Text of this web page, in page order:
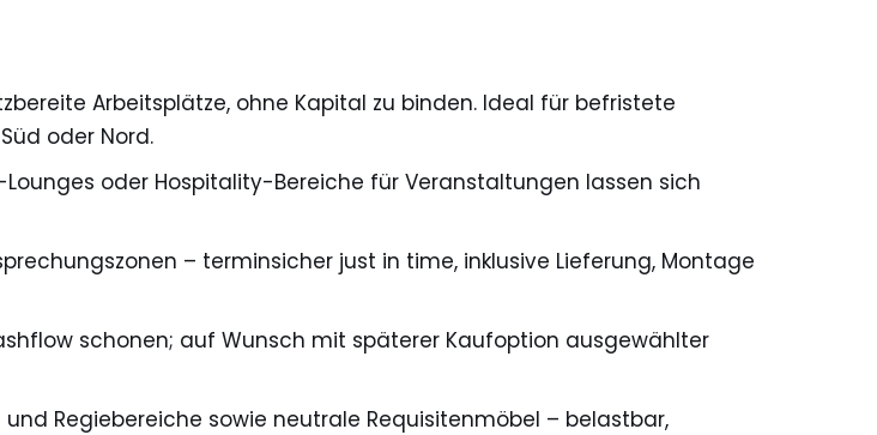
Arbeitsplätze, ohne Kapital zu binden. Ideal für befristete
oder Nord.
oder Hospitality-Bereiche für Veranstaltungen lassen sich
– terminsicher just in time, inklusive Lieferung, Montage
schonen; auf Wunsch mit späterer Kaufoption ausgewählter
Regiebereiche sowie neutrale Requisitenmöbel – belastbar,